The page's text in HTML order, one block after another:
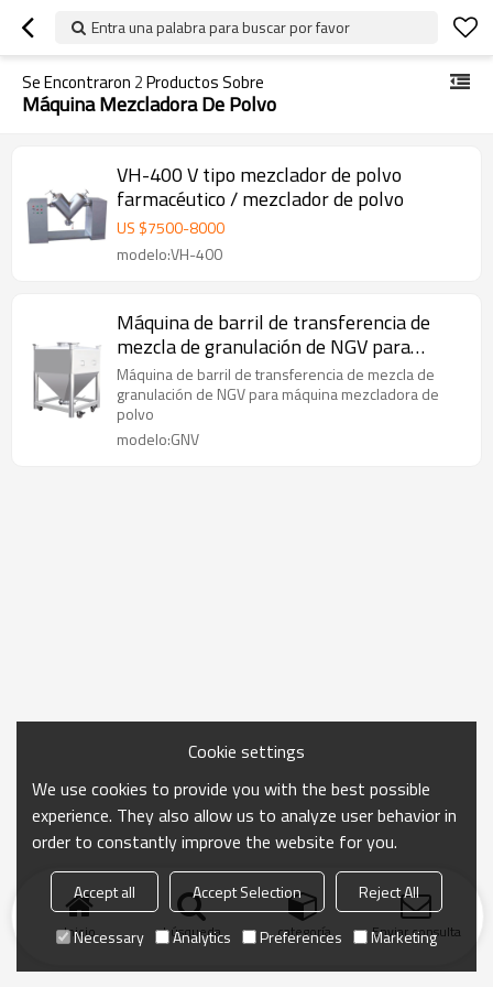
Entra una palabra para buscar por favor
Se Encontraron 2Productos Sobre
Máquina Mezcladora De Polvo
VH-400 V tipo mezclador de polvo
farmacéutico / mezclador de polvo
US $7500-8000
modelo:VH-400
Máquina de barril de transferencia de
mezcla de granulación de NGV para
máquina mezcladora de polvo
Máquina de barril de transferencia de mezcla de
granulación de NGV para máquina mezcladora de
polvo
modelo:GNV
Inicio búsqueda categoría Enviar consulta
Cookie settings
We use cookies to provide you with the best possible
experience. They also allow us to analyze user behavior in
order to constantly improve the website for you.
Accept all Accept Selection
Reject All
Necessary
Analytics Preferences Marketing